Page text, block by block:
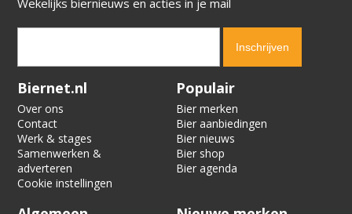
Verification code:
Biernet.nl
Over ons
Contact
Werk & stages
Samenwerken &
adverteren
Cookie instellingen
Populair
Bier merken
Bier aanbiedingen
Bier nieuws
Bier shop
Bier agenda